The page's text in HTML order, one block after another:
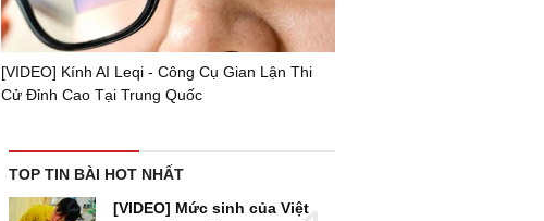
[VIDEO] Kính AI Leqi - Công Cụ Gian Lận Thi
Cử Đỉnh Cao Tại Trung Quốc
TOP TIN BÀI HOT NHẤT
[VIDEO] Mức sinh của Việt